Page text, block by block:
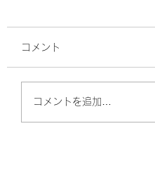
腰痛と寝返りの関
コメント
コメントを追加…